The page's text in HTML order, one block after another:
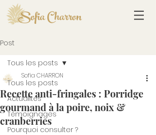
Sofia Charron
Post
Tous les posts
Actualités
Témoignages
Pourquoi consulter ?
Tous les posts
Recette anti-fringales : Porridge
gourmand à la poire, noix &
cranberries
Sofia CHARRON